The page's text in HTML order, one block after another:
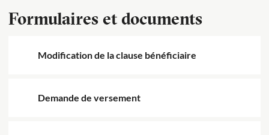
Formulaires et documents
Modification de la clause bénéficiaire
Demande de versement